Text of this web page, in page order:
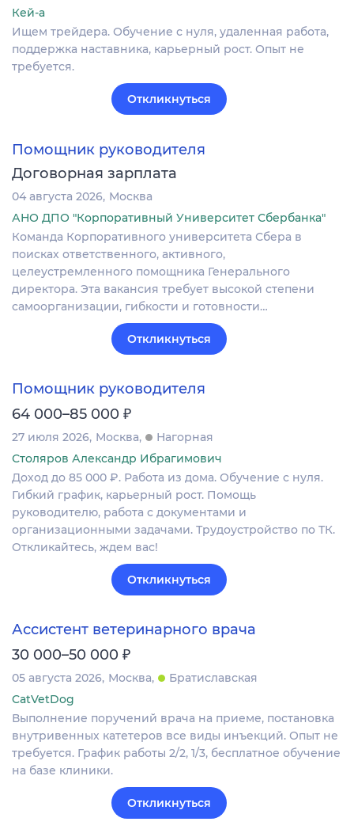
Кей-а
Ищем трейдера. Обучение с нуля, удаленная работа,
поддержка наставника, карьерный рост. Опыт не
требуется.
Откликнуться
Помощник руководителя
Договорная зарплата
04 августа 2026 Москва
АНО ДПО "Корпоративный Университет Сбербанка"
Команда Корпоративного университета Сбера в
поисках ответственного, активного,
целеустремленного помощника Генерального
директора. Эта вакансия требует высокой степени
самоорганизации, гибкости и готовности…
Откликнуться
Помощник руководителя
64 000–85 000 ₽
27 июля 2026 Москва
Нагорная
Столяров Александр Ибрагимович
Доход до 85 000 ₽. Работа из дома. Обучение с нуля.
Гибкий график, карьерный рост. Помощь
руководителю, работа с документами и
организационными задачами. Трудоустройство по ТК.
Откликайтесь, ждем вас!
Откликнуться
Ассистент ветеринарного врача
30 000–50 000 ₽
05 августа 2026 Москва
Братиславская
CatVetDog
Выполнение поручений врача на приеме, постановка
внутривенных катетеров все виды инъекций. Опыт не
требуется. График работы 2/2, 1/3, бесплатное обучение
на базе клиники.
Откликнуться